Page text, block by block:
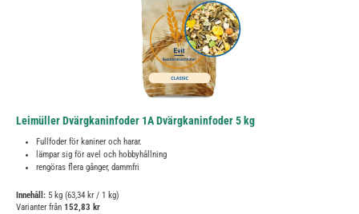
Leimüller Dvärgkaninfoder 1A Dvärgkaninfoder 5 kg
Fullfoder för kaniner och harar.
lämpar sig för avel och hobbyhållning
rengöras flera gånger, dammfri
Innehåll: 5 kg (63,34 kr / 1 kg)
Varianter från 152,83 kr